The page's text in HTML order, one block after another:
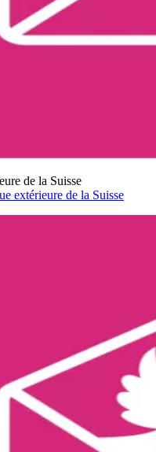
de la Suisse
extérieure de la Suisse